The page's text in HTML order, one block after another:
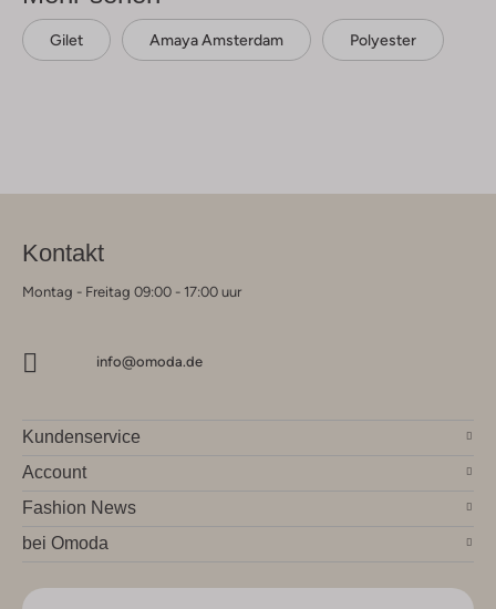
Gilet Amaya Amsterdam Polyester
Kontakt
Montag - Freitag 09:00 - 17:00 uur
info@omoda.de
Kundenservice
Account
Fashion News
bei Omoda